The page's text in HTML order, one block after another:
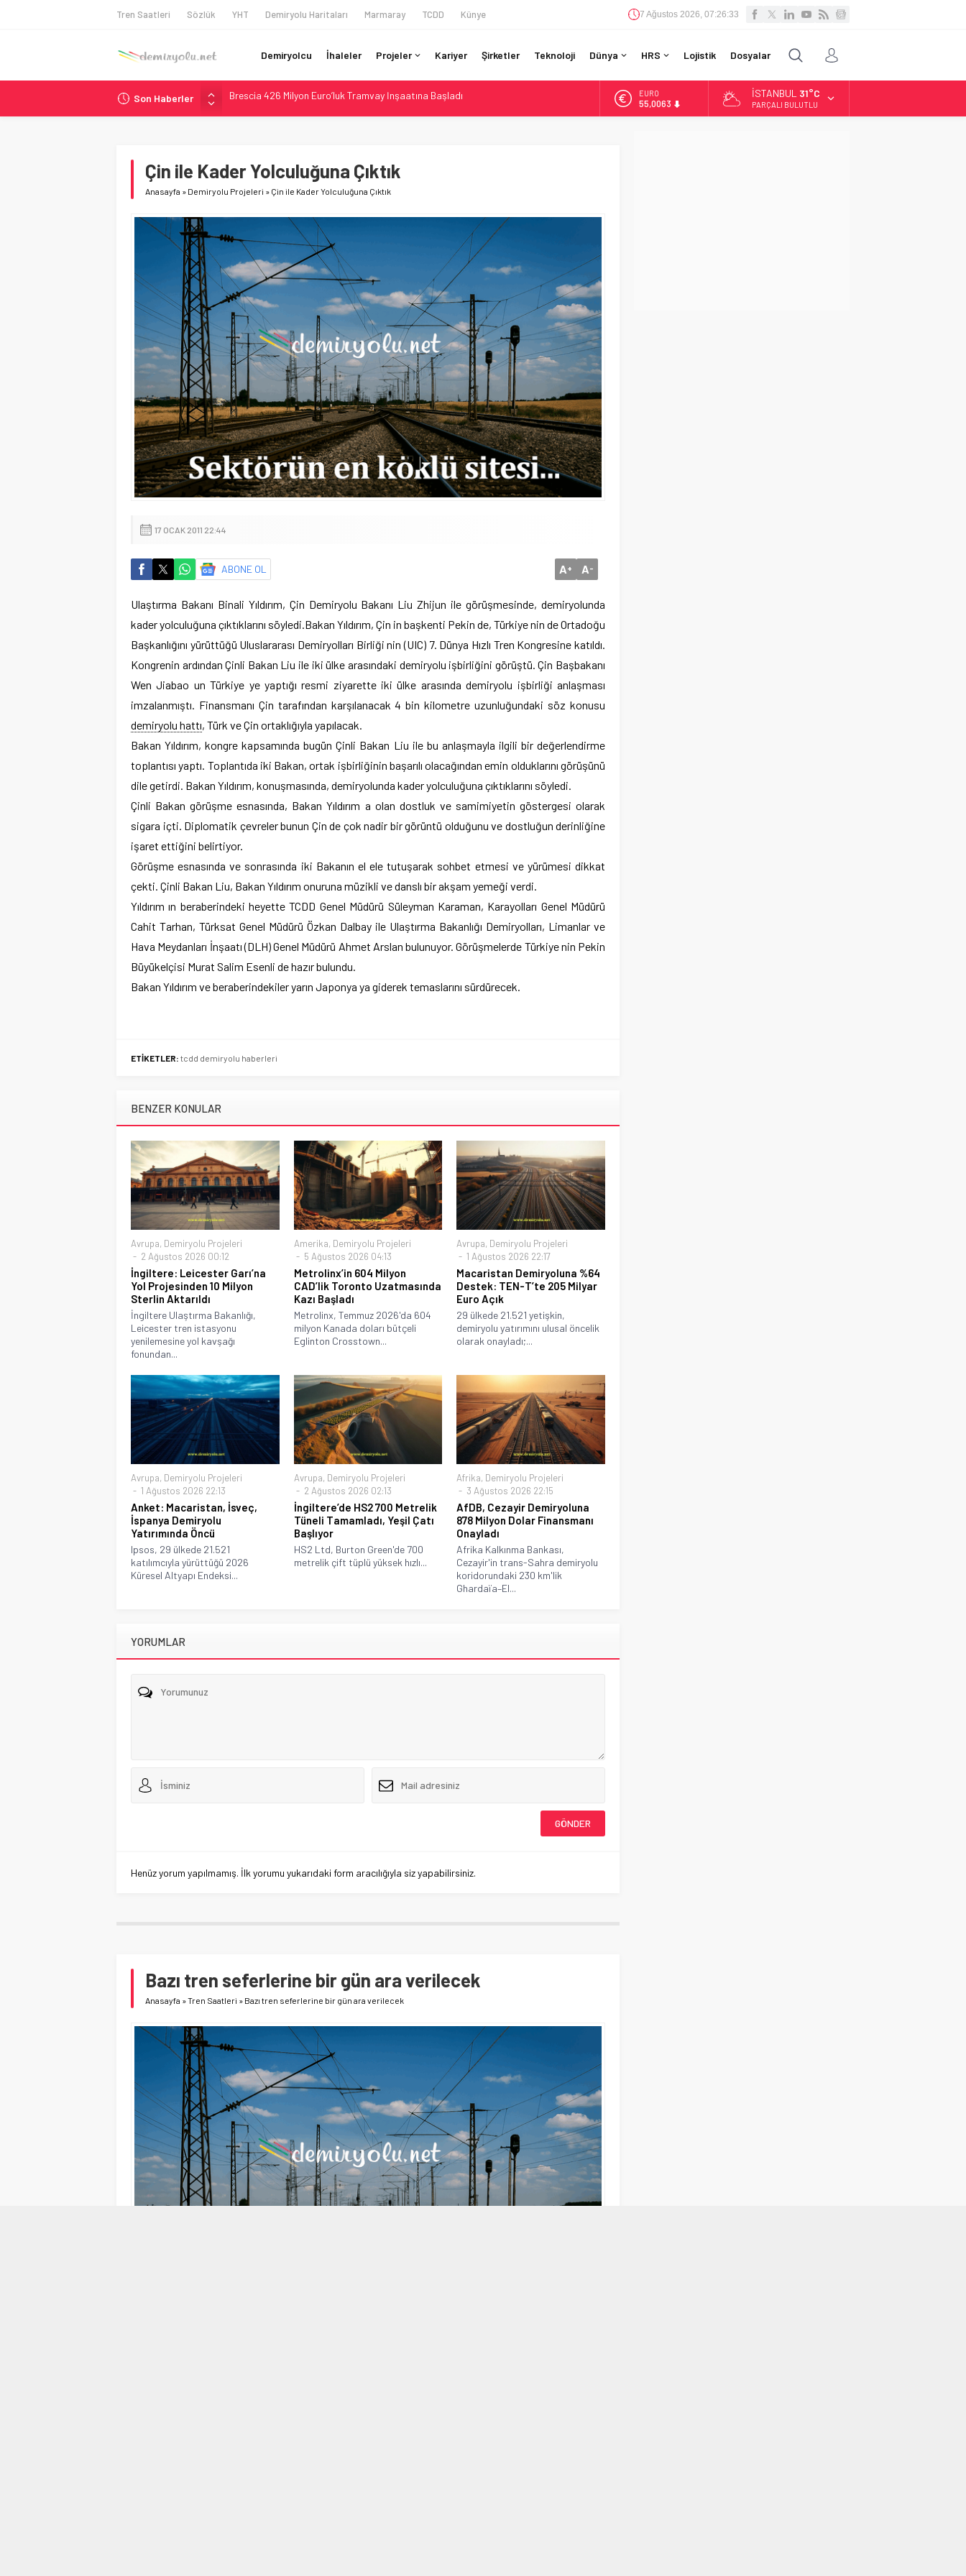
Tren Saatleri Sözlük YHT Demiryolu Haritaları Marmaray TCDD Künye 7 Ağustos 2026, 07:26:34
Demiryolcu İhaleler Projeler Kariyer Şirketler Teknoloji Dünya HRS Lojistik Dosyalar
Son Haberler
Northern Railway Doğruladı: 308 Bin Rupiye Özel Vagonda Puja
Chicago’da Metra Polisi BVLOS Drone’larla Müdahale Süresini Kısalttı
Rocky Mountain, Güneş Enerjili Tesisten İlk Rayı Sevk Etti
Brescia 426 Milyon Euro’luk Tramvay İnşaatına Başladı
ALTIN
6.543,59
İSTANBUL 31°C
PARÇALI BULUTLU
Çin ile Kader Yolculuğuna Çıktık
Anasayfa » Demiryolu Projeleri » Çin ile Kader Yolculuğuna Çıktık
17 OCAK 2011 22:44
ABONE OL A+ A-
Ulaştırma Bakanı Binali Yıldırım, Çin Demiryolu Bakanı Liu Zhijun ile görüşmesinde, demiryolunda
kader yolculuğuna çıktıklarını söyledi.Bakan Yıldırım, Çin in başkenti Pekin de, Türkiye nin de Ortadoğu
Başkanlığını yürüttüğü Uluslararası Demiryolları Birliği nin (UIC) 7. Dünya Hızlı Tren Kongresine katıldı.
Kongrenin ardından Çinli Bakan Liu ile iki ülke arasındaki demiryolu işbirliğini görüştü. Çin Başbakanı
Wen Jiabao un Türkiye ye yaptığı resmi ziyarette iki ülke arasında demiryolu işbirliği anlaşması
imzalanmıştı. Finansmanı Çin tarafından karşılanacak 4 bin kilometre uzunluğundaki söz konusu
demiryolu hattı, Türk ve Çin ortaklığıyla yapılacak.
Bakan Yıldırım, kongre kapsamında bugün Çinli Bakan Liu ile bu anlaşmayla ilgili bir değerlendirme
toplantısı yaptı. Toplantıda iki Bakan, ortak işbirliğinin başarılı olacağından emin olduklarını görüşünü
dile getirdi. Bakan Yıldırım, konuşmasında, demiryolunda kader yolculuğuna çıktıklarını söyledi.
Çinli Bakan görüşme esnasında, Bakan Yıldırım a olan dostluk ve samimiyetin göstergesi olarak
sigara içti. Diplomatik çevreler bunun Çin de çok nadir bir görüntü olduğunu ve dostluğun derinliğine
işaret ettiğini belirtiyor.
Görüşme esnasında ve sonrasında iki Bakanın el ele tutuşarak sohbet etmesi ve yürümesi dikkat
çekti. Çinli Bakan Liu, Bakan Yıldırım onuruna müzikli ve danslı bir akşam yemeği verdi.
Yıldırım ın beraberindeki heyette TCDD Genel Müdürü Süleyman Karaman, Karayolları Genel Müdürü
Cahit Tarhan, Türksat Genel Müdürü Özkan Dalbay ile Ulaştırma Bakanlığı Demiryolları, Limanlar ve
Hava Meydanları İnşaatı (DLH) Genel Müdürü Ahmet Arslan bulunuyor. Görüşmelerde Türkiye nin Pekin
Büyükelçisi Murat Salim Esenli de hazır bulundu.
Bakan Yıldırım ve beraberindekiler yarın Japonya ya giderek temaslarını sürdürecek.
ETİKETLER: tcdd demiryolu haberleri
BENZER KONULAR
Avrupa, Demiryolu Projeleri
2 Ağustos 2026 00:12
İngiltere: Leicester Garı’na
Yol Projesinden 10 Milyon
Sterlin Aktarıldı
İngiltere Ulaştırma Bakanlığı,
Leicester tren istasyonu
yenilemesine yol kavşağı
fonundan...
Amerika, Demiryolu Projeleri
5 Ağustos 2026 04:13
Metrolinx’in 604 Milyon
CAD’lik Toronto Uzatmasında
Kazı Başladı
Metrolinx, Temmuz 2026'da 604
milyon Kanada doları bütçeli
Eglinton Crosstown...
Avrupa, Demiryolu Projeleri
1 Ağustos 2026 22:17
Macaristan Demiryoluna %64
Destek: TEN-T’te 205 Milyar
Euro Açık
29 ülkede 21.521 yetişkin,
demiryolu yatırımını ulusal öncelik
olarak onayladı;...
Avrupa, Demiryolu Projeleri
1 Ağustos 2026 22:13
Anket: Macaristan, İsveç,
İspanya Demiryolu
Yatırımında Öncü
Ipsos, 29 ülkede 21.521
katılımcıyla yürüttüğü 2026
Küresel Altyapı Endeksi...
Avrupa, Demiryolu Projeleri
2 Ağustos 2026 02:13
İngiltere’de HS2 700 Metrelik
Tüneli Tamamladı, Yeşil Çatı
Başlıyor
HS2 Ltd, Burton Green'de 700
metrelik çift tüplü yüksek hızlı...
Afrika, Demiryolu Projeleri
3 Ağustos 2026 22:15
AfDB, Cezayir Demiryoluna
878 Milyon Dolar Finansmanı
Onayladı
Afrika Kalkınma Bankası,
Cezayir'in trans-Sahra demiryolu
koridorundaki 230 km'lik
Ghardaïa–El...
YORUMLAR
Henüz yorum yapılmamış. İlk yorumu yukarıdaki form aracılığıyla siz yapabilirsiniz.
Bazı tren seferlerine bir gün ara verilecek
Anasayfa »Tren Saatleri » Bazı tren seferlerine bir gün ara verilecek